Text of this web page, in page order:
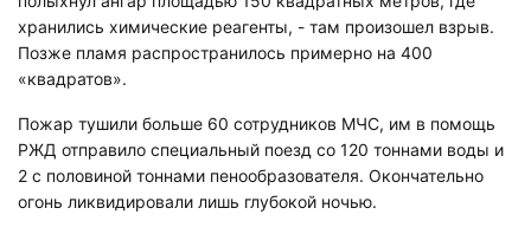
хранились химические реагенты, - там произошел взрыв.
Позже пламя распространилось примерно на 400
«квадратов».
Пожар тушили больше 60 сотрудников МЧС, им в помощь
РЖД отправило специальный поезд со 120 тоннами воды и
2 с половиной тоннами пенообразователя. Окончательно
огонь ликвидировали лишь глубокой ночью.